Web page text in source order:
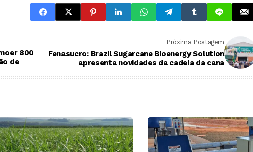
800
de
Próxima Postagem
Fenasucro: Brazil Sugarcane Bioenergy Solution
apresenta novidades da cadeia da cana